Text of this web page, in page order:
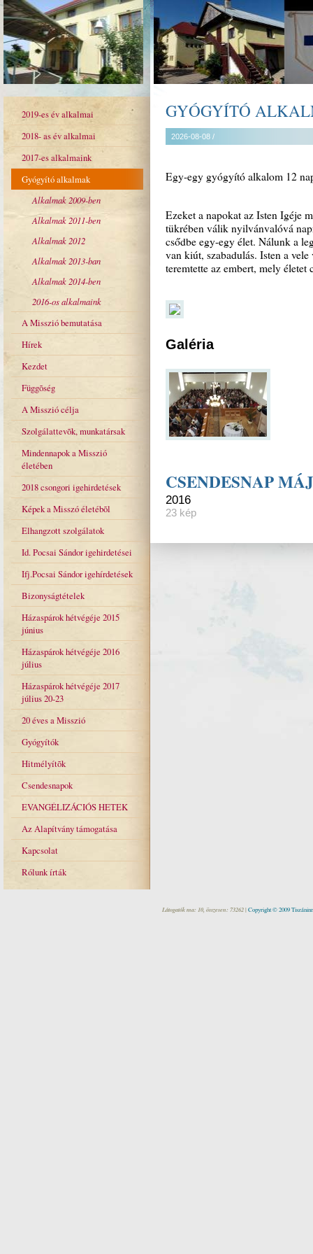
2019-es év alkalmai
2018- as év alkalmai
2017-es alkalmaink
Gyógyító alkalmak
Alkalmak 2009-ben
Alkalmak 2011-ben
Alkalmak 2012
Alkalmak 2013-ban
Alkalmak 2014-ben
2016-os alkalmaink
A Misszió bemutatása
Hírek
Kezdet
Függõség
A Misszió célja
Szolgálattevõk, munkatársak
Mindennapok a Misszió
életében
2018 csongori igehirdetések
Képek a Misszó életébõl
Elhangzott szolgálatok
Id. Pocsai Sándor igehirdetései
Ifj.Pocsai Sándor igehírdetések
Bizonyságtételek
Házaspárok hétvégéje 2015
június
Házaspárok hétvégéje 2016
július
Házaspárok hétvégéje 2017
július 20-23
20 éves a Misszió
Gyógyítók
Hitmélyítõk
Csendesnapok
EVANGÉLIZÁCIÓS HETEK
Az Alapítvány támogatása
Kapcsolat
Rólunk írták
GYÓGYÍTÓ
2026-08-08 /
Egy-egy gyógyító alkalom 12
Ezeket a napokat az Isten Igéje
tükrében válik nyilvánvalóvá
csődbe egy-egy élet. Nálunk a
van kiút, szabadulás. Isten a
teremtette az embert, mely életet
Galéria
CSENDESNAP
2016
23 kép
Látogatók ma: 10, összesen: 73262 |Copyright © 2009